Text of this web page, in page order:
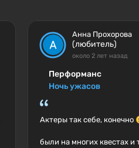
Анна Прохорова
(любитель)
около 2 лет назад
Перформанс
Ночь ужасов
Актеры так себе, конечно
были на многих квестах и